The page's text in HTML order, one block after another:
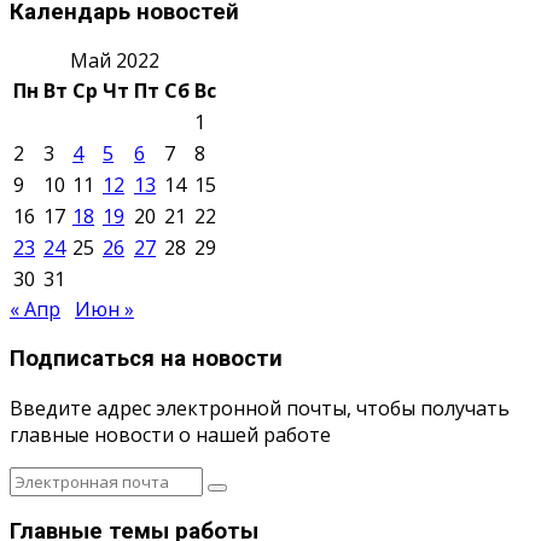
Календарь новостей
Май 2022
Пн Вт Ср Чт Пт Сб Вс
1
2
3 4 5 6 7
8
9
10 11 12 13 14 15
16 17 18 19 20 21 22
23 24 25 26 27 28 29
30 31
« Апр
Июн »
Подписаться на новости
Введите адрес электронной почты, чтобы получать
главные новости о нашей работе
Главные темы работы